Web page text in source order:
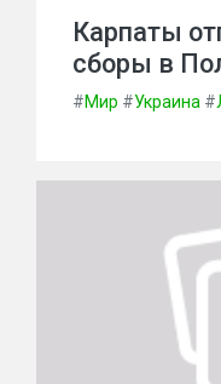
Карпаты
сборы в
#Мир #Украина #